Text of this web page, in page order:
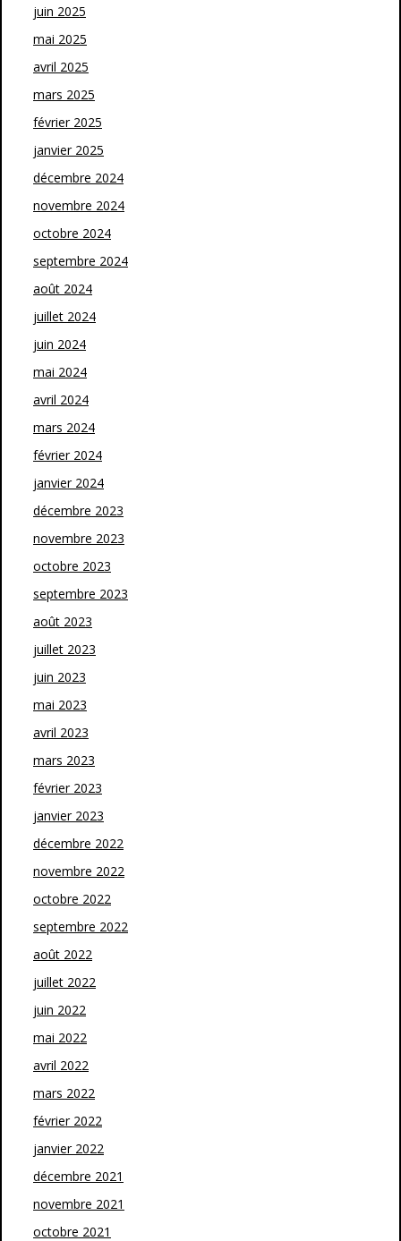
juin 2025
mai 2025
avril 2025
mars 2025
février 2025
janvier 2025
décembre 2024
novembre 2024
octobre 2024
septembre 2024
août 2024
juillet 2024
juin 2024
mai 2024
avril 2024
mars 2024
février 2024
janvier 2024
décembre 2023
novembre 2023
octobre 2023
septembre 2023
août 2023
juillet 2023
juin 2023
mai 2023
avril 2023
mars 2023
février 2023
janvier 2023
décembre 2022
novembre 2022
octobre 2022
septembre 2022
août 2022
juillet 2022
juin 2022
mai 2022
avril 2022
mars 2022
février 2022
janvier 2022
décembre 2021
novembre 2021
octobre 2021